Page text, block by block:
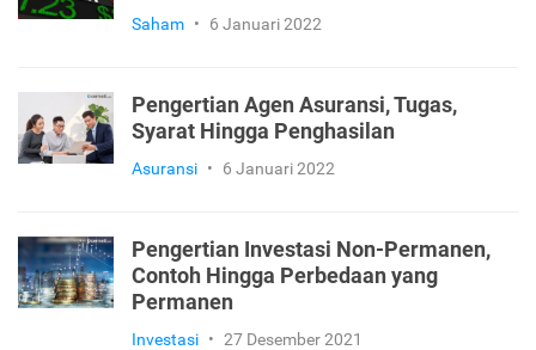
Saham • 6 Januari 2022
Pengertian Agen Asuransi, Tugas,
Syarat Hingga Penghasilan
Asuransi • 6 Januari 2022
Pengertian Investasi Non-Permanen,
Contoh Hingga Perbedaan yang
Permanen
Investasi • 27 Desember 2021